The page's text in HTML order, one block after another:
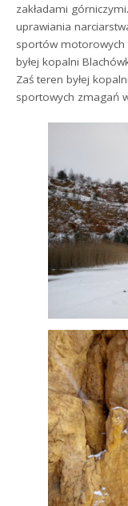
zakładami
uprawiania
sportów motorowych
byłej kopalni
Zaś teren byłej
sportowych zmagań